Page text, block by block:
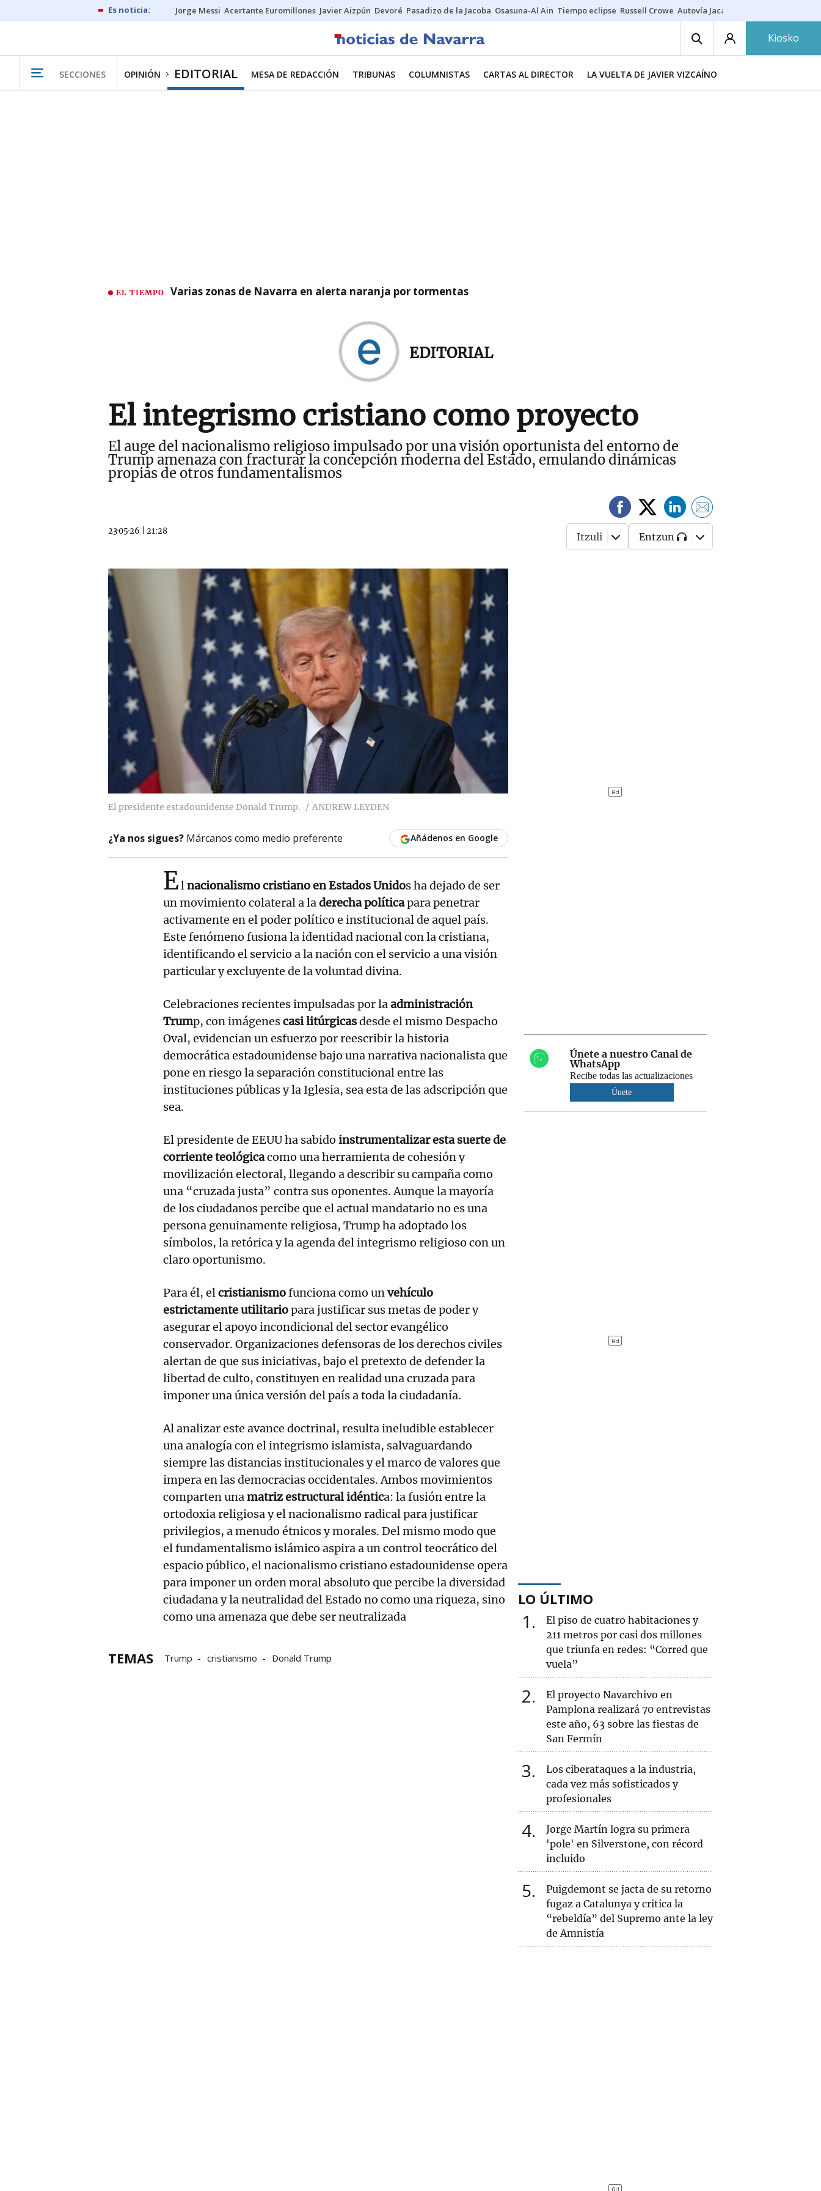
Jorge Messi Acertante Euromillones Javier Aizpún Devoré Pasadizo de la Jacoba Osasuna-Al Ain Tiempo eclipse Russell Crowe Autovía Jaca
Kiosko
SECCIONES OPINIÓN EDITORIAL MESA DE REDACCIÓN TRIBUNAS COLUMNISTAS CARTAS AL DIRECTOR LA VUELTA DE JAVIER VIZCAÍNO
EL TIEMPO Varias zonas de Navarra en alerta naranja por tormentas
EDITORIAL
El integrismo cristiano como proyecto
El auge del nacionalismo religioso impulsado por una visión oportunista del entorno de
Trump amenaza con fracturar la concepción moderna del Estado, emulando dinámicas
propias de otros fundamentalismos
23·05·26 21:28 Itzuli Entzun
El presidente estadounidense Donald Trump. ANDREW LEYDEN
¿Ya nos sigues? Márcanos como medio preferente Añádenos en Google
Elnacionalismo cristiano en Estados Unidos ha dejado de ser
un movimiento colateral a laderecha políticapara penetrar
activamente en el poder político e institucional de aquel país.
Este fenómeno fusiona la identidad nacional con la cristiana,
identificando el servicio a la nación con el servicio a una visión
particular y excluyente de la voluntad divina.
Celebraciones recientes impulsadas por laadministración
Trump, con imágenescasi litúrgicasdesde el mismo Despacho
Oval, evidencian un esfuerzo por reescribir la historia
democrática estadounidense bajo una narrativa nacionalista que
pone en riesgo la separación constitucional entre las
instituciones públicas y la Iglesia, sea esta de las adscripción que
sea.
El presidente de EEUU ha sabido instrumentalizar esta suerte de
corriente teológicacomo una herramienta de cohesión y
movilización electoral, llegando a describir su campaña como
una “cruzada justa” contra sus oponentes. Aunque la mayoría
de los ciudadanos percibe que el actual mandatario no es una
persona genuinamente religiosa, Trump ha adoptado los
símbolos, la retórica y la agenda del integrismo religioso con un
claro oportunismo.
Para él, elcristianismofunciona como unvehículo
estrictamente utilitariopara justificar sus metas de poder y
asegurar el apoyo incondicional del sector evangélico
conservador. Organizaciones defensoras de los derechos civiles
alertan de que sus iniciativas, bajo el pretexto de defender la
libertad de culto, constituyen en realidad una cruzada para
imponer una única versión del país a toda la ciudadanía.
Al analizar este avance doctrinal, resulta ineludible establecer
una analogía con el integrismo islamista, salvaguardando
siempre las distancias institucionales y el marco de valores que
impera en las democracias occidentales. Ambos movimientos
comparten unamatriz estructural idéntica: la fusión entre la
ortodoxia religiosa y el nacionalismo radical para justificar
privilegios, a menudo étnicos y morales. Del mismo modo que
el fundamentalismo islámico aspira a un control teocrático del
espacio público, el nacionalismo cristiano estadounidense opera
para imponer un orden moral absoluto que percibe la diversidad
ciudadana y la neutralidad del Estado no como una riqueza, sino
como una amenaza que debe ser neutralizada
TEMAS Trump cristianismo Donald Trump
Únete a nuestro Canal de
WhatsApp
Recibe todas las actualizaciones
Únete
LO ÚLTIMO
1
El piso de cuatro habitaciones y
211 metros por casi dos millones
que triunfa en redes: “Corred que
vuela”
2
El proyecto Navarchivo en
Pamplona realizará 70 entrevistas
este año, 63 sobre las fiestas de
San Fermín
3
Los ciberataques a la industria,
cada vez más sofisticados y
profesionales
4
Jorge Martín logra su primera
'pole' en Silverstone, con récord
incluido
5
Puigdemont se jacta de su retorno
fugaz a Catalunya y critica la
“rebeldía” del Supremo ante la ley
de Amnistía